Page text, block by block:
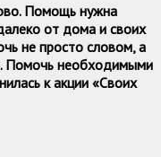
Помощь нужна
от дома и своих
не просто словом, а
Помочь необходимыми
к акции «Своих